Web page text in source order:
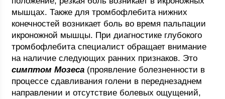
мышцах. Также для тромбофлебита нижних
конечностей возникает боль во время пальпации
икроножной мышцы. При диагностике глубокого
тромбофлебита специалист обращает внимание
на наличие следующих ранних признаков. Это
симптом Мозеса (проявление болезненности в
процессе сдавливания голени в переднезаднем
направлении и отсутствие болевых ощущений,